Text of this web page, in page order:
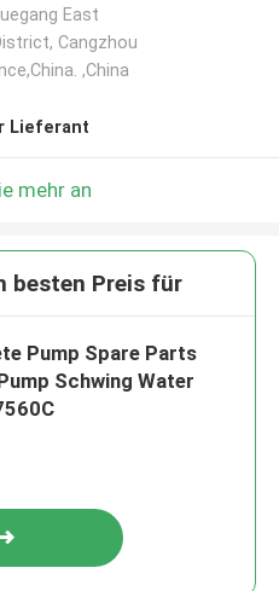
East
Cangzhou
,China
Lieferant
mehr an
besten Preis für
Pump Spare Parts
Schwing Water